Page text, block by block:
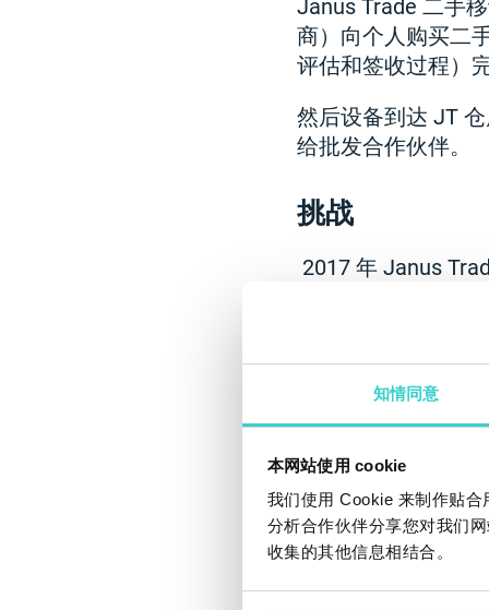
知情同意
本网站使用 cookie
我们使用 Cookie 来制作贴
分析合作伙伴分享您对我们
收集的其他信息相结合。
Janus Trade 二手
商）向个人购买二
评估和签收过程）
然后设备到达 JT
给批发合作伙伴。
挑战
2017 年 Janus
- 设备评估的粗心
检查。
- 因此，设备价格
- 因此，到 2020 年
们的设备卖给了竞